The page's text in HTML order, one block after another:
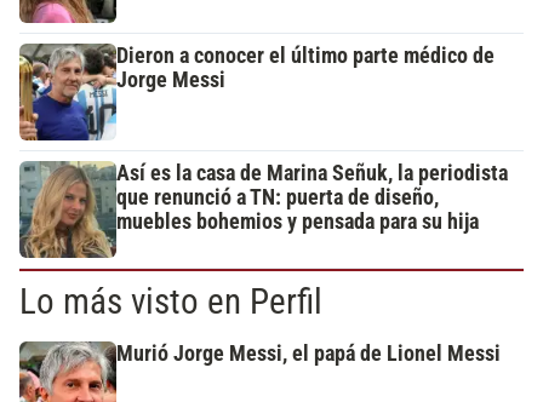
Dieron a conocer el último parte médico de
Jorge Messi
Así es la casa de Marina Señuk, la periodista
que renunció a TN: puerta de diseño,
muebles bohemios y pensada para su hija
Lo más visto en Perfil
Murió Jorge Messi, el papá de Lionel Messi